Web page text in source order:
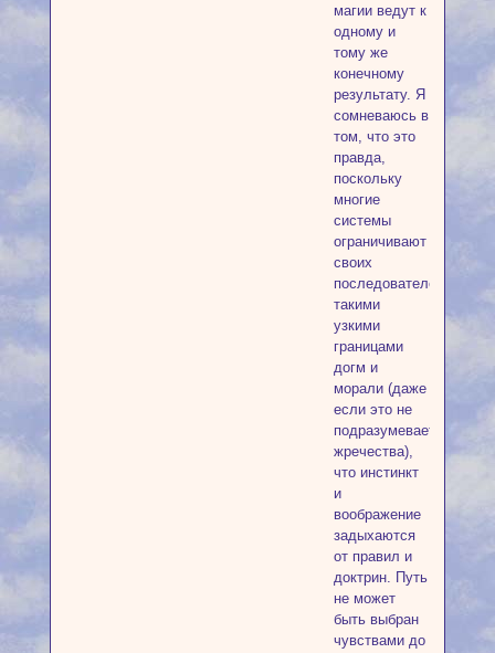
магии ведут к
одному и
тому же
конечному
результату. Я
сомневаюсь в
том, что это
правда,
поскольку
многие
системы
ограничивают
своих
последователей
такими
узкими
границами
догм и
морали (даже
если это не
подразумевает
жречества),
что инстинкт
и
воображение
задыхаются
от правил и
доктрин. Путь
не может
быть выбран
чувствами до